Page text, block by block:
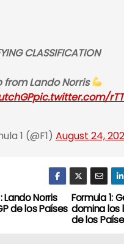
CLASSIFICATION
from Lando Norris
pic.twitter.com/
1 (@F1) August 24,
Formula 1:
domina los
de los
Lando Norris
de los Países